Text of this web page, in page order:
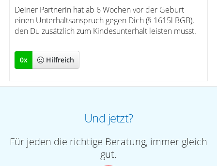
Deiner Partnerin hat ab 6 Wochen vor der Geburt
einen Unterhaltsanspruch gegen Dich (§ 1615l BGB),
den Du zusätzlich zum Kindesunterhalt leisten musst.
0x Hilfreich
Und jetzt?
Für jeden die richtige Beratung, immer gleich
gut.